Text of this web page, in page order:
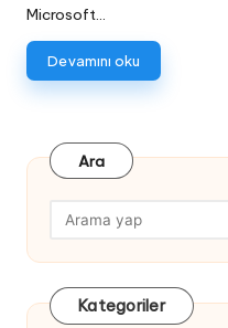
Microsoft…
Devamını oku
Ara
Kategoriler